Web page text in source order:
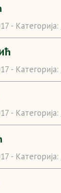
- Категорија:
- Категорија:
- Категорија:
- Категорија: